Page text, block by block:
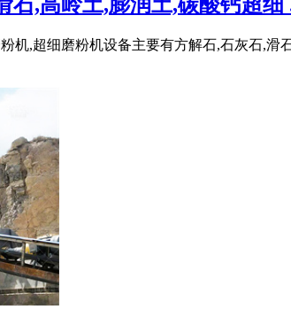
机,超细磨粉机设备主要有方解石,石灰石,